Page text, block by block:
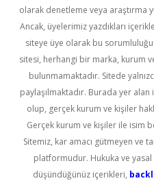
olarak denetleme veya araştırma
Ancak, üyelerimiz yazdıkları
siteye üye olarak bu
sitesi, herhangi bir marka, kurum
bulunmamaktadır. Sitede
paylaşılmaktadır. Burada yer
olup, gerçek kurum ve kişiler
Gerçek kurum ve kişiler ile isim
Sitemiz, kar amacı gütmeyen ve
platformudur. Hukuka ve yasal
düşündüğünüz içerikleri,